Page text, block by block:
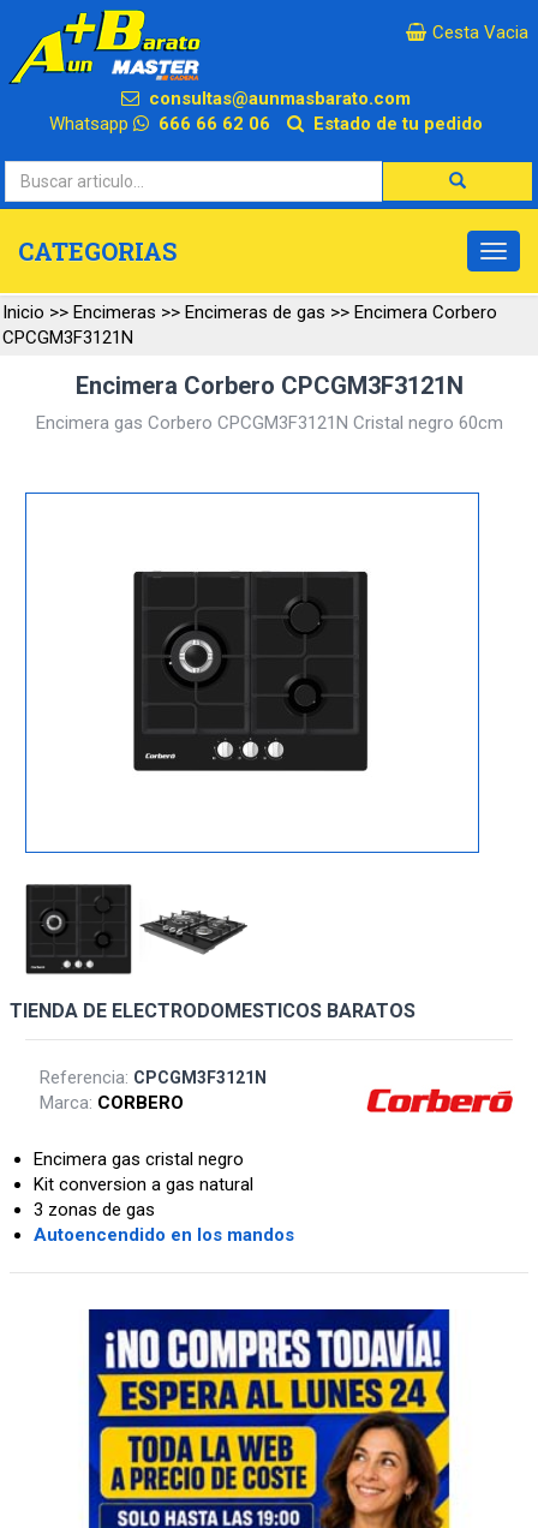
×
Cesta Vacia
consultas@aunmasbarato.com
Whatsapp
666 66 62 06 Estado de tu pedido
CATEGORIAS
Inicio >> Encimeras >> Encimeras de gas >> Encimera Corbero
CPCGM3F3121N
Encimera Corbero CPCGM3F3121N
Encimera gas Corbero CPCGM3F3121N Cristal negro 60cm
TIENDA DE ELECTRODOMESTICOS BARATOS
Referencia: CPCGM3F3121N
Marca: CORBERO
Encimera gas cristal negro
Kit conversion a gas natural
3 zonas de gas
Autoencendido en los mandos